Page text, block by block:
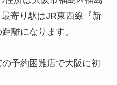
寄り駅はJR東西線『新
離になります。
予約困難店で大阪に初